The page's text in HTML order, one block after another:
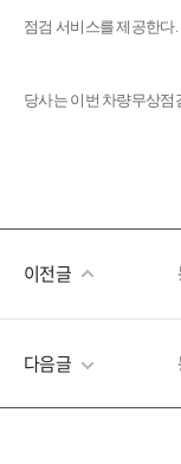
점검 서비스를 제공한다.
당사는 이번 차량무상점
이전글
다음글